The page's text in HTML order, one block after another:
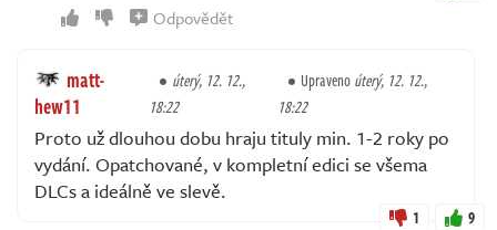
Odpovědět
matt-
hew11
úterý, 12. 12.,
18:22
Upravenoúterý, 12. 12.,
18:22
Proto už dlouhou dobu hraju tituly min. 1-2 roky po
vydání. Opatchované, v kompletní edici se všema
DLCs a ideálně ve slevě.
1 9